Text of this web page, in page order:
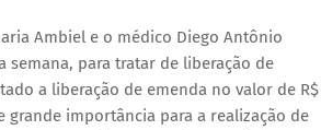
Ambiel e o médico Diego Antônio
semana, para tratar de liberação de
a liberação de emenda no valor de R$
importância para a realização de